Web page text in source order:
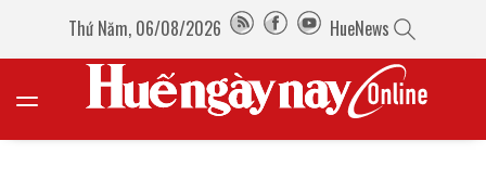
Thứ Năm, 06/08/2026 HueNews